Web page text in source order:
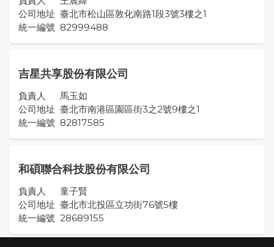
公司地址 臺北市松山區敦化南路1段3號3樓之1
統一編號 82999488
吉星共享股份有限公司
負責人
馬玉如
公司地址 臺北市南港區園區街3之2號9樓之1
統一編號 82817585
和碩聯合科技股份有限公司
負責人
童子賢
公司地址 臺北市北投區立功街76號5樓
統一編號 28689155